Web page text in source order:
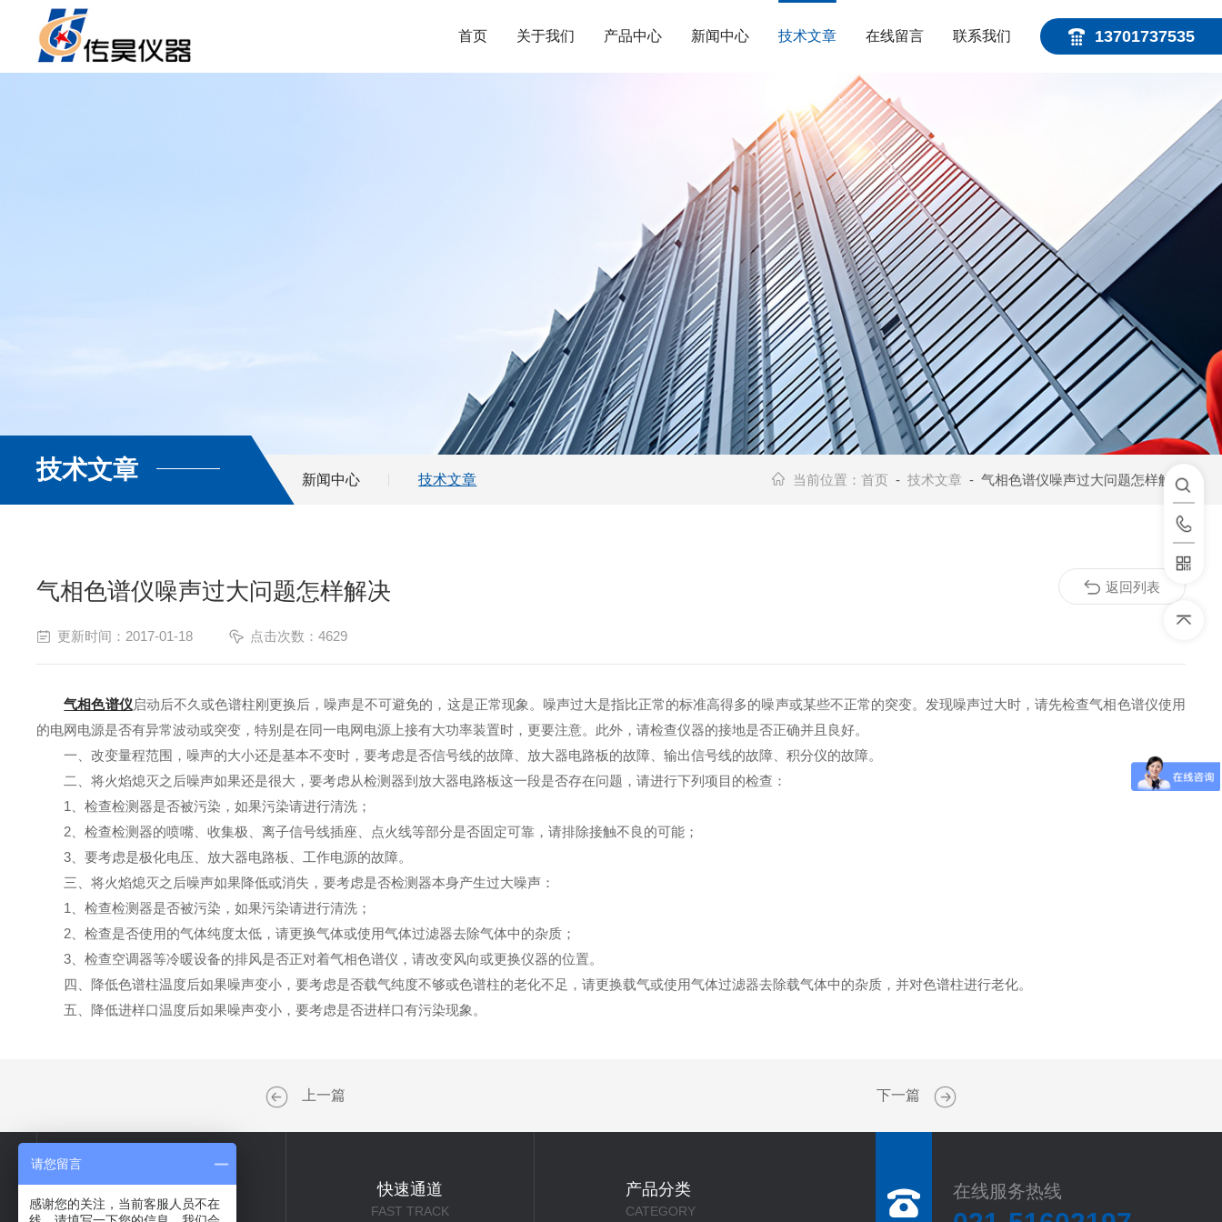
13701737535
首页 关于我们 产品中心 新闻中心 技术文章 在线留言 联系我们
技术文章 新闻中心 技术文章 当前位置： 首页 - 技术文章 - 气相色谱仪噪声过大问题怎样解决
气相色谱仪噪声过大问题怎样解决
更新时间：2017-01-18 点击次数：4629
气相色谱仪启动后不久或色谱柱刚更换后，噪声是不可避免的，这是正常现象。噪声过大是指比正常的标准高得多的噪声或某些不正常的突变。发现噪声过大时，请先检查气相色谱仪使用
的电网电源是否有异常波动或突变，特别是在同一电网电源上接有大功率装置时，更要注意。此外，请检查仪器的接地是否正确并且良好。
一、改变量程范围，噪声的大小还是基本不变时，要考虑是否信号线的故障、放大器电路板的故障、输出信号线的故障、积分仪的故障。
二、将火焰熄灭之后噪声如果还是很大，要考虑从检测器到放大器电路板这一段是否存在问题，请进行下列项目的检查：
1、检查检测器是否被污染，如果污染请进行清洗；
2、检查检测器的喷嘴、收集极、离子信号线插座、点火线等部分是否固定可靠，请排除接触不良的可能；
3、要考虑是极化电压、放大器电路板、工作电源的故障。
三、将火焰熄灭之后噪声如果降低或消失，要考虑是否检测器本身产生过大噪声：
1、检查检测器是否被污染，如果污染请进行清洗；
2、检查是否使用的气体纯度太低，请更换气体或使用气体过滤器去除气体中的杂质；
3、检查空调器等冷暖设备的排风是否正对着气相色谱仪，请改变风向或更换仪器的位置。
四、降低色谱柱温度后如果噪声变小，要考虑是否载气纯度不够或色谱柱的老化不足，请更换载气或使用气体过滤器去除载气体中的杂质，并对色谱柱进行老化。
五、降低进样口温度后如果噪声变小，要考虑是否进样口有污染现象。
返回列表
上一篇 下一篇
关于我们
ABOUT US
快速通道
FAST TRACK
产品分类
CATEGORY
在线服务热线
请您留言
感谢您的关注，当前客服人员不在